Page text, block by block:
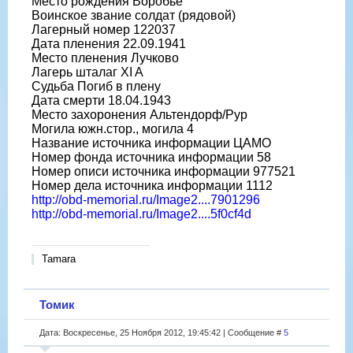
Воинское звание солдат (рядовой)
Лагерный номер 122037
Дата пленения 22.09.1941
Место пленения Лучково
Лагерь шталаг XI A
Судьба Погиб в плену
Дата смерти 18.04.1943
Место захоронения Альтендорф/Рур
Могила южн.стор., могила 4
Название источника информации ЦАМО
Номер фонда источника информации 58
Номер описи источника информации 977521
Номер дела источника информации 1112
http://obd-memorial.ru/Image2....7901296
http://obd-memorial.ru/Image2....5f0cf4d
Tamara
Томик
Дата: Воскресенье, 25 Ноября 2012, 19:45:42 | Сообщение # 5